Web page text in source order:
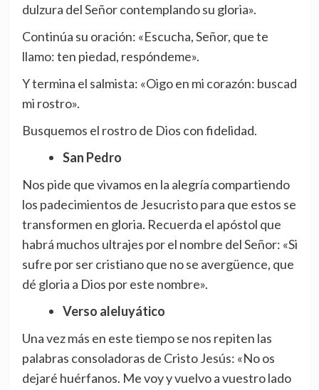
dulzura del Señor contemplando su gloria».
Continúa su oración: «Escucha, Señor, que te
llamo: ten piedad, respóndeme».
Y termina el salmista: «Oigo en mi corazón: buscad
mi rostro».
Busquemos el rostro de Dios con fidelidad.
San Pedro
Nos pide que vivamos en la alegría compartiendo
los padecimientos de Jesucristo para que estos se
transformen en gloria. Recuerda el apóstol que
habrá muchos ultrajes por el nombre del Señor: «Si
sufre por ser cristiano que no se avergüence, que
dé gloria a Dios por este nombre».
Verso aleluyático
Una vez más en este tiempo se nos repiten las
palabras consoladoras de Cristo Jesús: «No os
dejaré huérfanos. Me voy y vuelvo a vuestro lado